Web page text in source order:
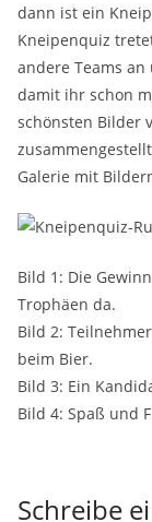
dann ist ein
Kneipenquiz
andere Teams
damit ihr schon
schönsten Bilder
Galerie mit
Bild 1: Die
Trophäen da.
Bild 2:
beim Bier.
Bild 3: Ein
Bild 4: Spaß und
Schreibe